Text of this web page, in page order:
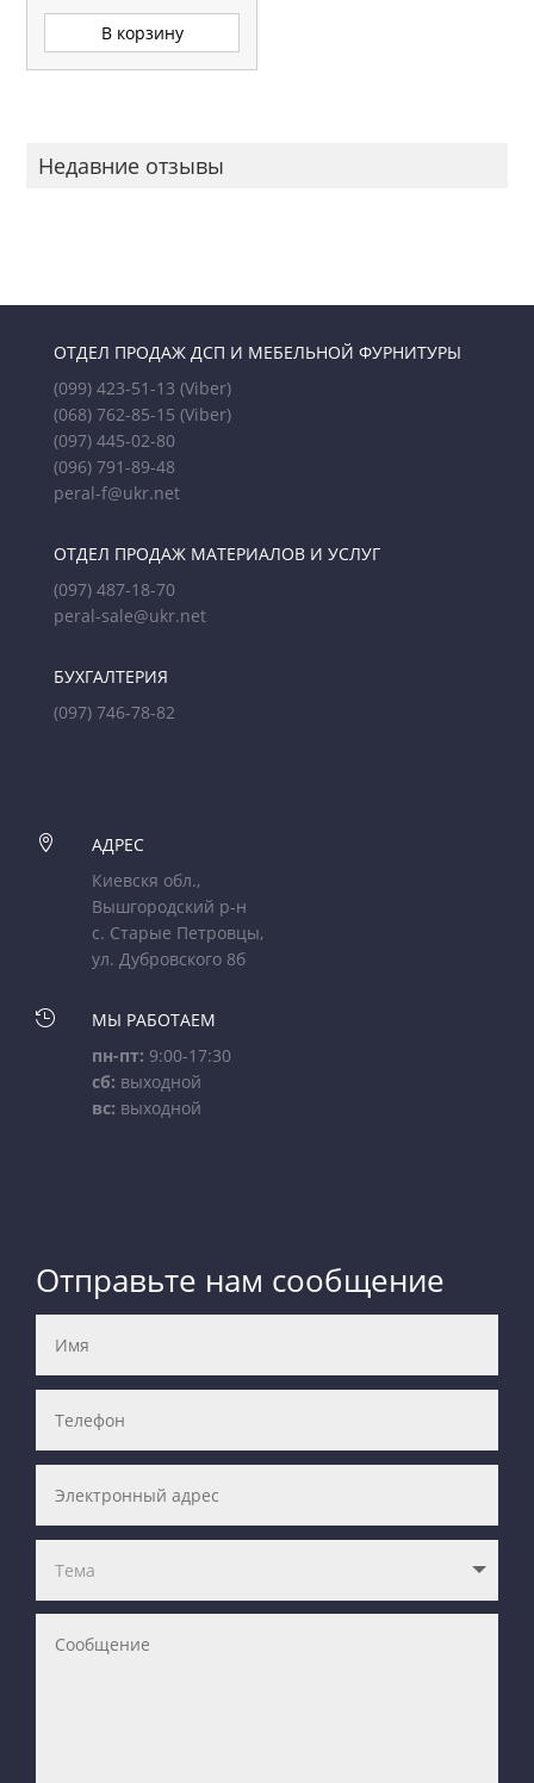
В корзину
Недавние отзывы
ОТДЕЛ ПРОДАЖ ДСП И МЕБЕЛЬНОЙ ФУРНИТУРЫ
(099) 423-51-13 (Viber)
(068) 762-85-15 (Viber)
(097) 445-02-80
(096) 791-89-48
peral-f@ukr.net
ОТДЕЛ ПРОДАЖ МАТЕРИАЛОВ И УСЛУГ
(097) 487-18-70
peral-sale@ukr.net
БУХГАЛТЕРИЯ
(097) 746-78-82

АДРЕС
Киевскя обл.,
Вышгородский р-н
с. Старые Петровцы,
ул. Дубровского 8б

МЫ РАБОТАЕМ
пн-пт: 9:00-17:30
сб: выходной
вс: выходной
Отправьте нам сообщение